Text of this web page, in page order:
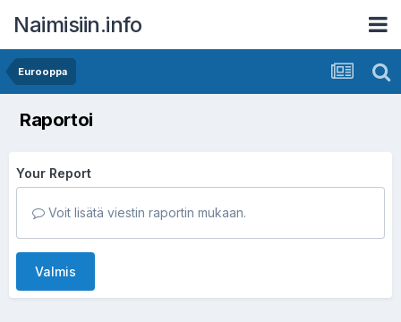
Naimisiin.info
Eurooppa
Raportoi
Your Report
Voit lisätä viestin raportin mukaan.
Valmis